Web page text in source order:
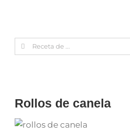
Search
for:
Rollos de canela